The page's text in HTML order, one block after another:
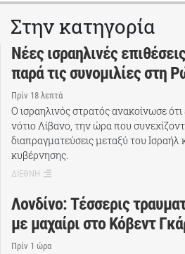
Στην κατηγορία
Νέες ισραηλινές
παρά τις συνομιλίες στη
Πρίν 18 λεπτά
Ο ισραηλινός στρατός ανακοίνωσε
νότιο Λίβανο, την ώρα που
διαπραγματεύσεις μεταξύ του Ισραήλ
κυβέρνησης.
ΔΙΕΘΝΗ
Λονδίνο: Τέσσερις
με μαχαίρι στο Κόβεντ
Πρίν 1 ώρα